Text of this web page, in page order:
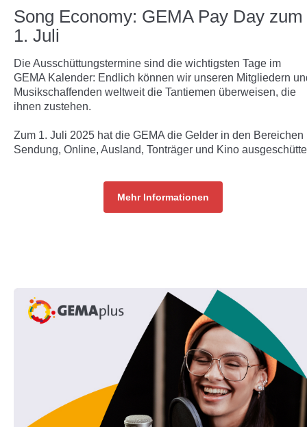
Song Economy: GEMA Pay Day zum
1. Juli
Die Ausschüttungstermine sind die wichtigsten Tage im
GEMA Kalender: Endlich können wir unseren Mitgliedern
Musikschaffenden weltweit die Tantiemen überweisen, die
ihnen zustehen.
Zum 1. Juli 2025 hat die GEMA die Gelder in den Bereichen
Sendung, Online, Ausland, Tonträger und Kino
Mehr Informationen